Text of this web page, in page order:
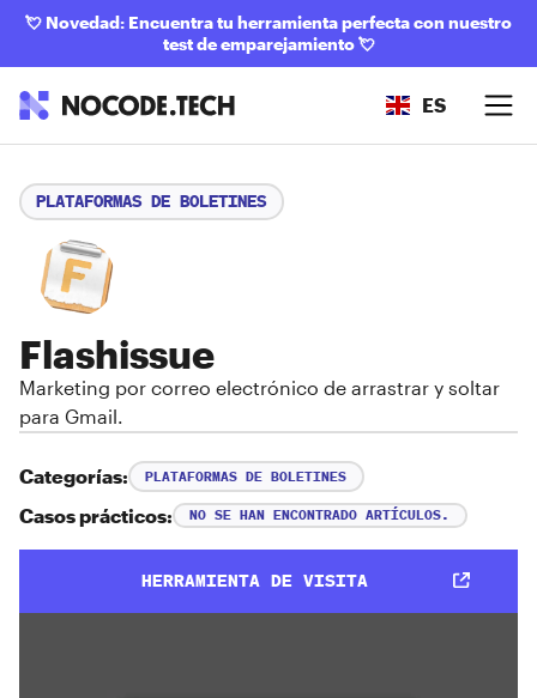
💘 Novedad: Encuentra tu herramienta perfecta con nuestro
test de emparejamiento💘
ES
PLATAFORMAS DE BOLETINES
Flashissue
Marketing por correo electrónico de arrastrar y soltar
para Gmail.
Categorías: PLATAFORMAS DE BOLETINES
Casos prácticos: NO SE HAN ENCONTRADO ARTÍCULOS.
HERRAMIENTA DE VISITA